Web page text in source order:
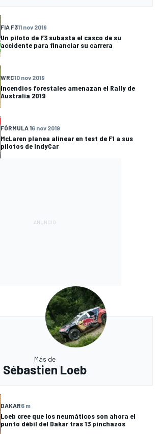
FIA F311 nov 2019
Un piloto de F3 subasta el casco de su
accidente para financiar su carrera
WRC10 nov 2019
Incendios forestales amenazan el Rally de
Australia 2019
FÓRMULA 16 nov 2019
McLaren planea alinear en test de F1 a sus
pilotos de IndyCar
Más de
Sébastien Loeb
DAKAR6 m
Loeb cree que los neumáticos son ahora el
punto débil del Dakar tras 13 pinchazos